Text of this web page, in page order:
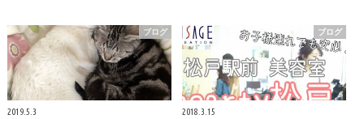
ブログ
2019.5.3
ブログ
2018.3.15